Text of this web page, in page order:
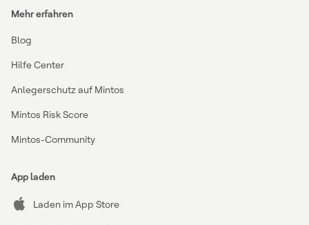
Mehr erfahren
Blog
Hilfe Center
Anlegerschutz auf Mintos
Mintos Risk Score
Mintos-Community
App laden
Laden im App Store